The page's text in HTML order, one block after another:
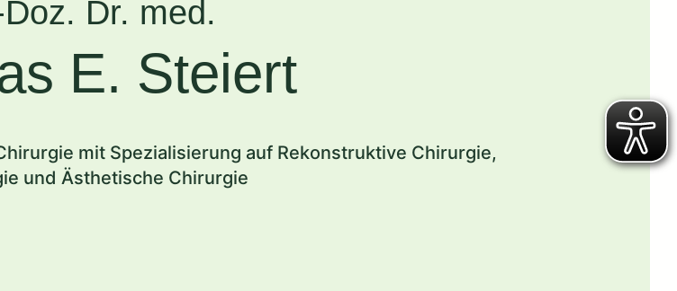
Dr. med.
E. Steiert
mit Spezialisierung auf Rekonstruktive Chirurgie,
und Ästhetische Chirurgie